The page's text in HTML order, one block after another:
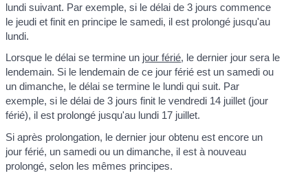
lundi suivant. Par exemple, si le délai de 3 jours commence
le jeudi et finit en principe le samedi, il est prolongé jusqu'au
lundi.
Lorsque le délai se termine un jour férié, le dernier jour sera le
lendemain. Si le lendemain de ce jour férié est un samedi ou
un dimanche, le délai se termine le lundi qui suit. Par
exemple, si le délai de 3 jours finit le vendredi 14 juillet (jour
férié), il est prolongé jusqu'au lundi 17 juillet.
Si après prolongation, le dernier jour obtenu est encore un
jour férié, un samedi ou un dimanche, il est à nouveau
prolongé, selon les mêmes principes.